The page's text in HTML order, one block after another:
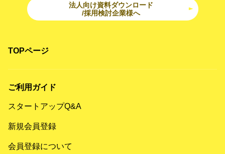
法人向け資料ダウンロード
/採用検討企業様へ
TOPページ
ご利用ガイド
スタートアップQ&A
新規会員登録
会員登録について